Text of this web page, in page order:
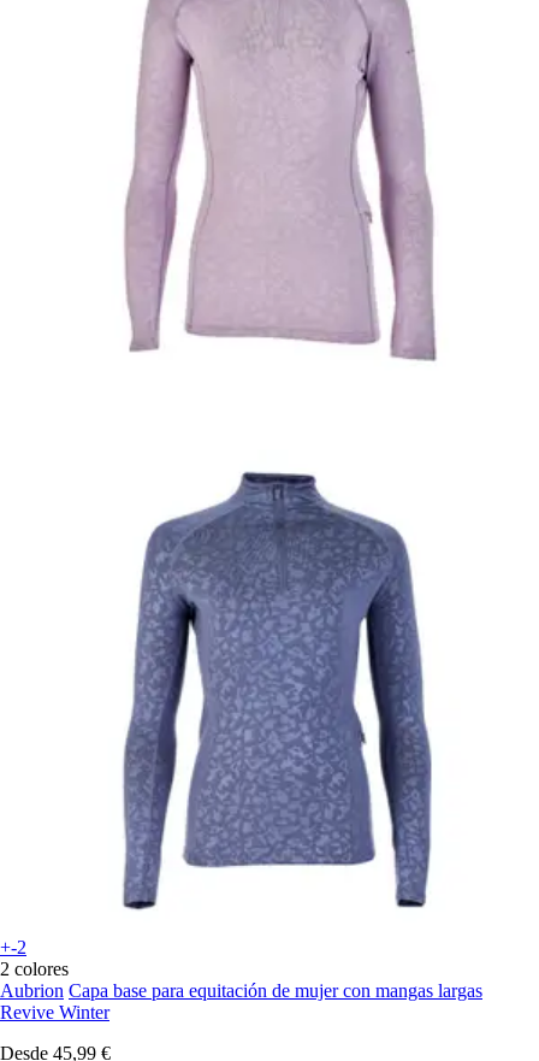
+-2
2 colores
Aubrion Capa base para equitación de mujer con mangas largas
Revive Winter
Desde 45,99 €